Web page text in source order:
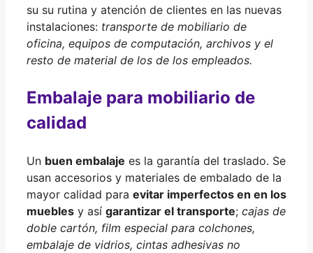
su su rutina y atención de clientes en las nuevas
instalaciones: transporte de mobiliario de
oficina, equipos de computación, archivos y el
resto de material de los de los empleados.
Embalaje para mobiliario de
calidad
Un buen embalaje es la garantía del traslado. Se
usan accesorios y materiales de embalado de la
mayor calidad para evitar imperfectos en en los
muebles y así garantizar el transporte; cajas de
doble cartón, film especial para colchones,
embalaje de vidrios, cintas adhesivas no